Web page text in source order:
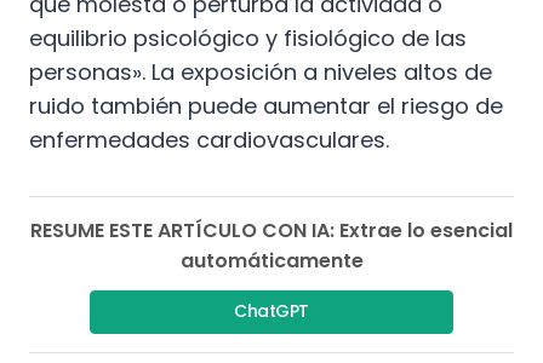
equilibrio psicológico y fisiológico de las
personas». La exposición a niveles altos de
ruido también puede aumentar el riesgo de
enfermedades cardiovasculares.
RESUME ESTE ARTÍCULO CON IA: Extrae lo esencial
automáticamente
ChatGPT